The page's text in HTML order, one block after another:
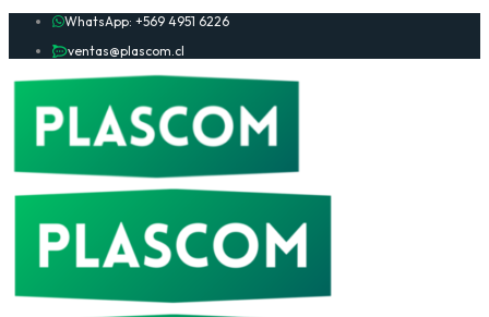
WhatsApp: +569 4951 6226
ventas@plascom.cl